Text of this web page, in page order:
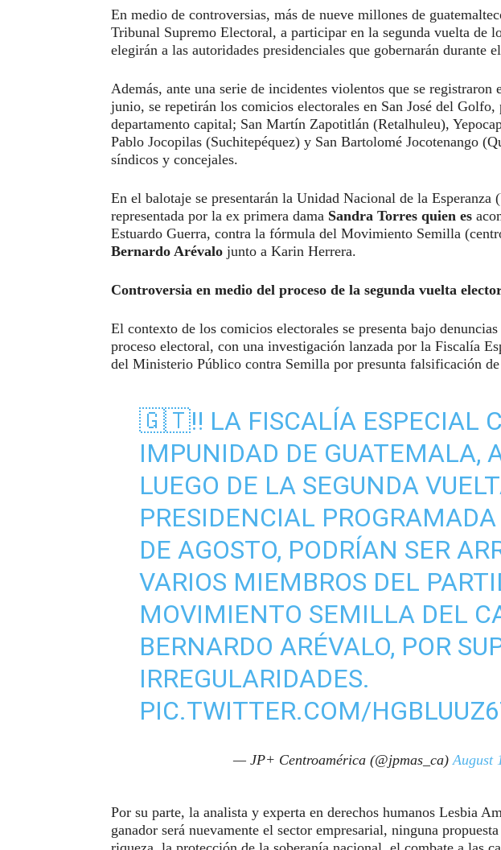
En medio de controversias, más de nueve millones de
Tribunal Supremo Electoral, a participar en la segunda vuelta de
elegirán a las autoridades presidenciales que gobernarán durante
Además, ante una serie de incidentes violentos que se registraron
junio, se repetirán los comicios electorales en San José del Golfo,
departamento capital; San Martín Zapotitlán (Retalhuleu),
Pablo Jocopilas (Suchitepéquez) y San Bartolomé Jocotenango
síndicos y concejales.
En el balotaje se presentarán la Unidad Nacional de la Esperanza
representada por la ex primera dama Sandra Torres quien es
Estuardo Guerra, contra la fórmula del Movimiento Semilla
Bernardo Arévalo junto a Karin Herrera.
Controversia en medio del proceso de la segunda vuelta
El contexto de los comicios electorales se presenta bajo
proceso electoral, con una investigación lanzada por la Fiscalía
del Ministerio Público contra Semilla por presunta falsificación de
🇬🇹‼️ LA FISCALÍA ESPECIAL
IMPUNIDAD DE GUATEMALA,
LUEGO DE LA SEGUNDA
PRESIDENCIAL
DE AGOSTO, PODRÍAN SER
VARIOS MIEMBROS DEL
MOVIMIENTO SEMILLA DEL
BERNARDO ARÉVALO, POR
IRREGULARIDADES.
PIC.TWITTER.COM/
— JP+ Centroamérica (@jpmas_ca)August
Por su parte, la analista y experta en derechos humanos Lesbia
ganador será nuevamente el sector empresarial, ninguna